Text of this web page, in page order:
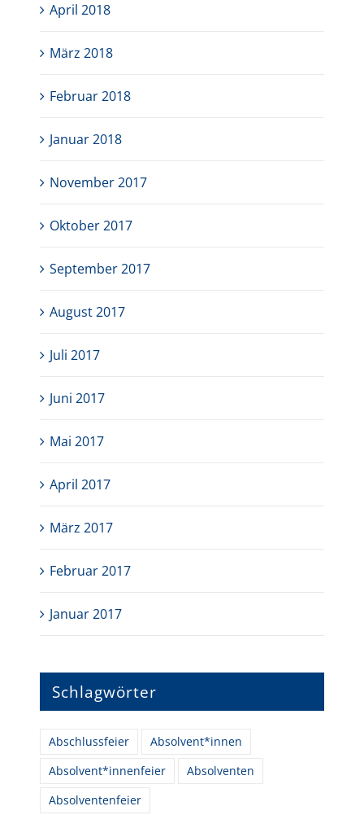
April 2018
März 2018
Februar 2018
Januar 2018
November 2017
Oktober 2017
September 2017
August 2017
Juli 2017
Juni 2017
Mai 2017
April 2017
März 2017
Februar 2017
Januar 2017
Schlagwörter
Abschlussfeier
Absolvent*innen
Absolvent*innenfeier
Absolventen
Absolventenfeier